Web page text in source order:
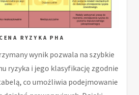
RYZYKA PHA
wynik pozwala na szybkie
ryzyka i jego klasyfikację zgodnie
co umożliwia podejmowanie